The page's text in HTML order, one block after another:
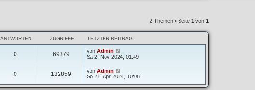
2 Themen • Seite 1 von 1
ANTWORTEN ZUGRIFFE LETZTER BEITRAG
0 69379 von Admin
Sa 2. Nov 2024, 01:49
0 132859 von Admin
So 21. Apr 2024, 10:08